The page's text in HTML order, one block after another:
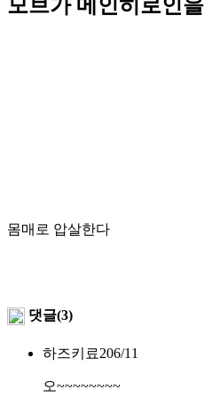
모브가 메인히로인
몸매로 압살한다
댓글(3)
하즈키료206/11
오~~~~~~~~